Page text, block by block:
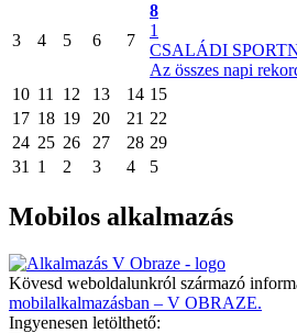
3 4 5 6 7
8
1
CSALÁDI
Az összes napi
10 11 12 13 14 15
17 18 19 20 21 22
24 25 26 27 28 29
31
1 2 3 4 5
Mobilos alkalmazás
Kövesd weboldalunkról származó
mobilalkalmazásban – V OBRAZE.
Ingyenesen letölthető: